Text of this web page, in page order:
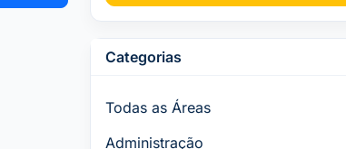
Categorias
Todas as Áreas
Administração